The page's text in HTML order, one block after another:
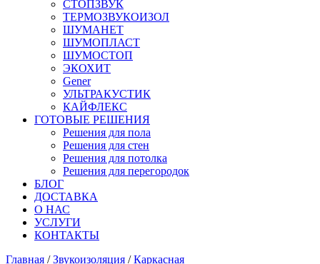
СТОПЗВУК
ТЕРМОЗВУКОИЗОЛ
ШУМАНЕТ
ШУМОПЛАСТ
ШУМОСТОП
ЭКОХИТ
Gener
УЛЬТРАКУСТИК
КАЙФЛЕКС
ГОТОВЫЕ РЕШЕНИЯ
Решения для пола
Решения для стен
Решения для потолка
Решения для перегородок
БЛОГ
ДОСТАВКА
О НАС
УСЛУГИ
КОНТАКТЫ
Главная /Звукоизоляция /Каркасная